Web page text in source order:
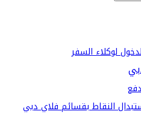
لوكلاء السفر
النقاط بقسائم فلاي دبي